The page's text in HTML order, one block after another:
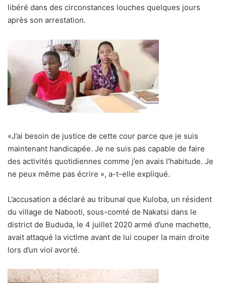
libéré dans des circonstances louches quelques jours
après son arrestation.
«J’ai besoin de justice de cette cour parce que je suis
maintenant handicapée. Je ne suis pas capable de faire
des activités quotidiennes comme j’en avais l’habitude. Je
ne peux même pas écrire », a-t-elle expliqué.
L’accusation a déclaré au tribunal que Kuloba, un résident
du village de Nabooti, ​​sous-comté de Nakatsi dans le
district de Bududa, le 4 juillet 2020 armé d’une machette,
avait attaqué la victime avant de lui couper la main droite
lors d’un viol avorté.